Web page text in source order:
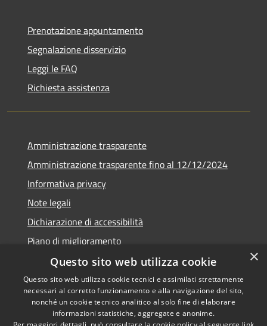
Prenotazione appuntamento
Segnalazione disservizio
Leggi le FAQ
Richiesta assistenza
Amministrazione trasparente
Amministrazione trasparente fino al 12/12/2024
Informativa privacy
Note legali
Dichiarazione di accessibilità
Piano di miglioramento
Accessibility
Copyright © 2026 • Town of •
Powered byMunicipium
×
Questo sito web utilizza cookie
Questo sito web utilizza cookie tecnici e assimilati strettamente
necessari al corretto funzionamento e alla navigazione del sito,
nonché un cookie tecnico analitico al solo fine di elaborare
informazioni statistiche, aggregate e anonime.